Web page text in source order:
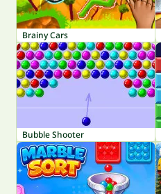
Brainy Cars
Bubble Shooter